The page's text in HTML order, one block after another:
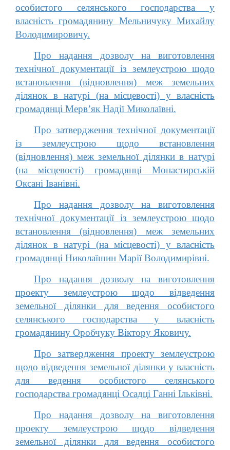
особистого селянського господарства у
власність громадянину Мельничуку Михайлу
Володимировичу.
Про надання дозволу на виготовлення
технічної документації із землеустрою щодо
встановлення (відновлення) меж земельних
ділянок в натурі (на місцевості) у власність
громадянці Мерв’як Надії Миколаївні.
Про затвердження технічної документації
із землеустрою щодо встановлення
(відновлення) меж земельної ділянки в натурі
(на місцевості) громадянці Монастирській
Оксані Іванівні.
Про надання дозволу на виготовлення
технічної документації із землеустрою щодо
встановлення (відновлення) меж земельних
ділянок в натурі (на місцевості) у власність
громадянці Николаїшин Марії Володимирівні.
Про надання дозволу на виготовлення
проекту землеустрою щодо відведення
земельної ділянки для ведення особистого
селянського господарства у власність
громадянину Оробчуку Віктору Яковичу.
Про затвердження проекту землеустрою
щодо відведення земельної ділянки у власність
для ведення особистого селянського
господарства громадянці Осадці Ганні Ільківні.
Про надання дозволу на виготовлення
проекту землеустрою щодо відведення
земельної ділянки для ведення особистого